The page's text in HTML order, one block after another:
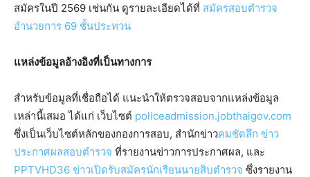
สมัครในปี 2569 เช่นกัน ดูรายละเอียดได้ที่ สมัครสอบตำรวจ
อำนวยการ 69 ชั้นประทวน
แหล่งข้อมูลอ้างอิงที่เป็นทางการ
สำหรับข้อมูลที่เชื่อถือได้ แนะนำให้ตรวจสอบจากแหล่งข้อมูล
เหล่านี้เสมอ ได้แก่ เว็บไซต์ policeadmission.jobthaigov.com
ซึ่งเป็นเว็บไซต์หลักของกองการสอบ, สำนักข่าวคมชัดลึก ข่าว
ประกาศผลสอบตำรวจ ที่รายงานข่าวการประกาศผล, และ
PPTVHD36 ข่าวเปิดรับสมัครนักเรียนนายสิบตำรวจ ซึ่งรายงาน